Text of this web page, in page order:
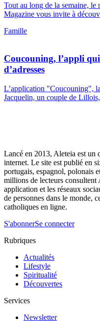
Tout au long de la semaine, le
Magazine vous invite à
Famille
Coucouning, l’appli
d’adresses
L’application "Coucouning",
Jacquelin, un couple de
Lancé en 2013, Aleteia est
internet. Le site est publié en
portugais, espagnol, polonais
millions de lecteurs consultent
application et les réseaux
de personnes dans le monde,
catholiques en ligne.
S'abonnerSe connecter
Rubriques
Actualités
Lifestyle
Spiritualité
Découvertes
Services
Newsletter